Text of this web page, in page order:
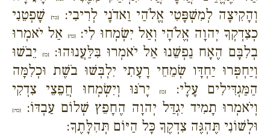
וְהָקִיצָה לְמִשְׁפָּטִי אֱלֹהַי וַאדֹנָי לְרִיבִי:
{כד}שָׁפְטֵנִי
כְצִדְקְךָ יְהוָה אֱלֹהָי וְאַל יִשְׂמְחוּ לִי:{כה}
אַל יֹאמְרוּ
בְלִבָּם הֶאָח נַפְשֵׁנוּ אַל יֹאמְרוּ בִּלַּעֲנוּהוּ:{כו}
יֵבֹשׁוּ
וְיַחְפְּרוּ יַחְדָּו שְׂמֵחֵי רָעָתִי יִלְבְּשׁוּ בֹשֶׁת וּכְלִמָּה
הַמַּגְדִּילִים עָלָי:
{כז}יָרֹנּוּ וְיִשְׂמְחוּ חֲפֵצֵי צִדְקִי
וְיֹאמְרוּ תָמִיד יִגְדַּל יְהוָה הֶחָפֵץ שְׁלוֹם עַבְדּוֹ:
{כח}
וּלְשׁוֹנִי תֶּהְגֶּה צִדְקֶךָ כָּל הַיּוֹם תְּהִלָּתֶךָ: